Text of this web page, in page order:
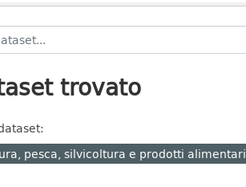
trovato
pesca, silvicoltura e prodotti alimentari